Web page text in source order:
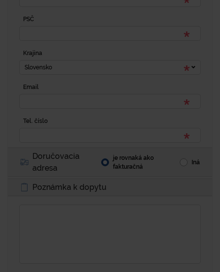
PSČ
Krajina
Slovensko
Email
Tel. číslo
Doručovacia
adresa
je rovnaká ako
fakturačná
Iná
Poznámka k dopytu